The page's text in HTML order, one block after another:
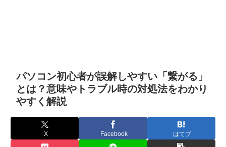
パソコン初心者が誤解しやすい「繋がる」
とは？意味やトラブル時の対処法をわかり
やすく解説
X Facebook はてブ